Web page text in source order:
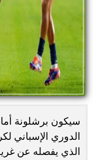
سيكون برشلونة
الدوري الإسباني
الذي يفصله عن